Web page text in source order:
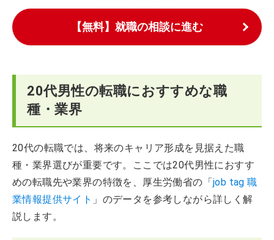
【無料】就職の相談に進む
20代男性の転職におすすめな職
種・業界
20代の転職では、将来のキャリア形成を見据えた職
種・業界選びが重要です。ここでは20代男性におすす
めの転職先や業界の特徴を、厚生労働省の「job tag 職
業情報提供サイト 」のデータを参考しながら詳しく解
説します。